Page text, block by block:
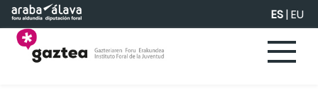
Saltar al contenido principal ES|EU